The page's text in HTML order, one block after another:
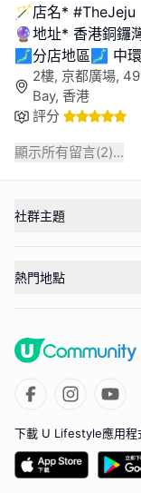
🪄店名* #TheJeju
🔮地址* 香港銅鑼
🗾分店地區🗾 中
2樓, 京都廣場,
Bay, 香港
評分
顯示所有留言(2)...
社群主題
熱門地點
下載 U Lifestyle應用程